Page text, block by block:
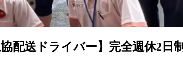
協配送ドライバー】完全週休2